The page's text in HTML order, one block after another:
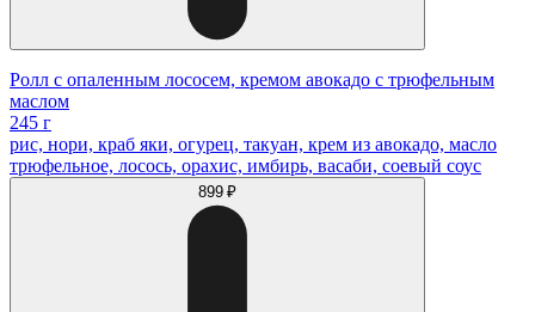
Ролл с опаленным лососем, кремом авокадо с трюфельным
маслом
245 г
рис, нори, краб яки, огурец, такуан, крем из авокадо, масло
трюфельное, лосось, орахис, имбирь, васаби, соевый соус
899 ₽